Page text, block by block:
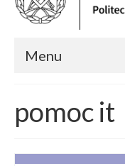
Menu
Aktualności
Linki
pomoc it